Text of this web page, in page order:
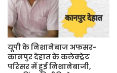
यूपी के निशानेबाज अफसर-
कानपुर देहात के कलेक्ट्रेट
परिसर में हुई निशानेबाजी,